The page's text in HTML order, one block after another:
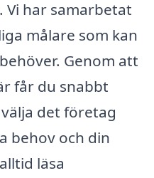
Vi har samarbetat
målare som kan
Genom att
får du snabbt
det företag
behov och din
läsa